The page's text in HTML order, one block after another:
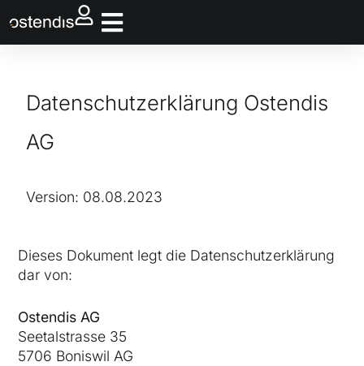
Datenschutzerklärung Ostendis
AG
Version: 08.08.2023
Dieses Dokument legt die Datenschutzerklärung
dar von:
Ostendis AG
Seetalstrasse 35
5706 Boniswil AG